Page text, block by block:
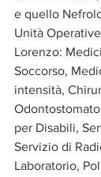
e quello
Unità
Lorenzo:
Soccorso,
intensità,
per Disabili,
Servizio di
Laboratorio,